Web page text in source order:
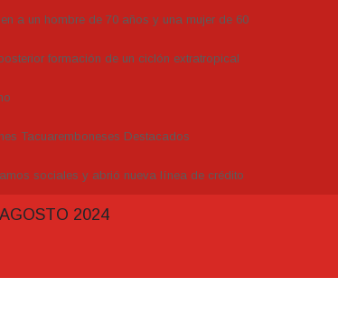
a un hombre de 70 años y una mujer de 60
formación de un ciclón extratropical
Tacuaremboneses Destacados
sociales y abrió nueva línea de crédito